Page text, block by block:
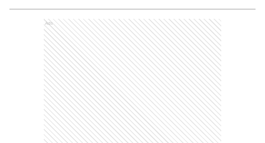
Ads